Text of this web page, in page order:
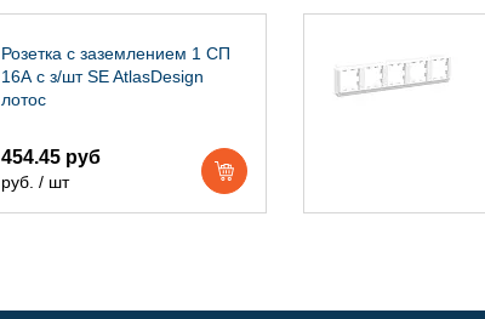
Розетка с заземлением 1 СП
16А с з/шт SE AtlasDesign
лотос
454.45 руб
руб. / шт